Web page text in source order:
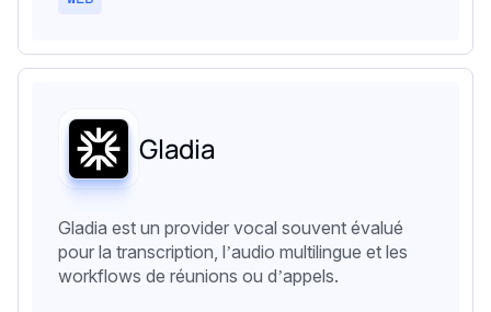
Gladia
Gladia est un provider vocal souvent évalué
pour la transcription, l’audio multilingue et les
workflows de réunions ou d’appels.